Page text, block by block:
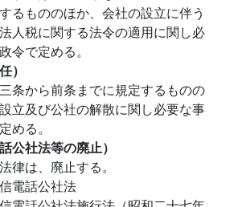
るもののほか、会社の設立に伴う
人税に関する法令の適用に関し必
令で定める。
）
条から前条までに規定するものの
立及び公社の解散に関し必要な事
める。
公社法等の廃止）
律は、廃止する。
電話公社法